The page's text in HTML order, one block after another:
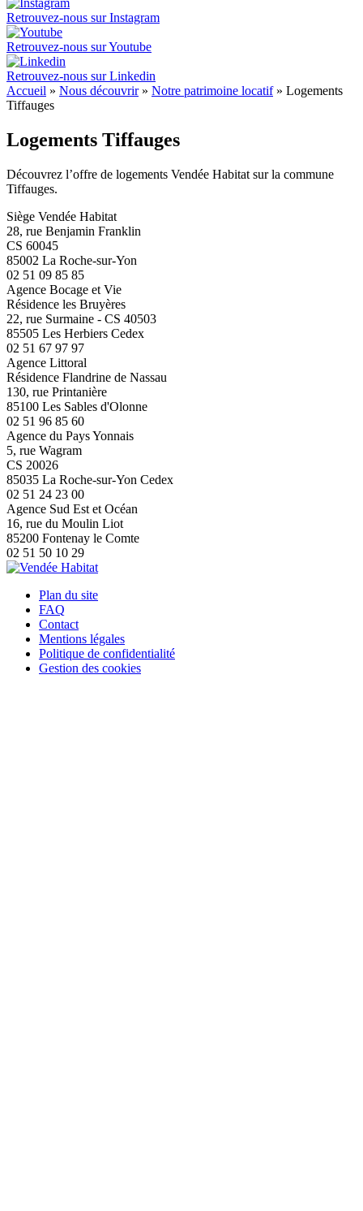
Retrouvez-nous surInstagram
Retrouvez-nous surYoutube
Retrouvez-nous surLinkedin
Accueil » Nous découvrir» Notre patrimoine locatif» Logements
Tiffauges
Logements Tiffauges
Découvrez l’offre de logements Vendée Habitat sur la commune
Tiffauges.
Siège Vendée Habitat
28, rue Benjamin Franklin
CS 60045
85002 La Roche-sur-Yon
02 51 09 85 85
Agence Bocage et Vie
Résidence les Bruyères
22, rue Surmaine - CS 40503
85505 Les Herbiers Cedex
02 51 67 97 97
Agence Littoral
Résidence Flandrine de Nassau
130, rue Printanière
85100 Les Sables d'Olonne
02 51 96 85 60
Agence du Pays Yonnais
5, rue Wagram
CS 20026
85035 La Roche-sur-Yon Cedex
02 51 24 23 00
Agence Sud Est et Océan
16, rue du Moulin Liot
85200 Fontenay le Comte
02 51 50 10 29
Plan du site
FAQ
Contact
Mentions légales
Politique de confidentialité
Gestion des cookies